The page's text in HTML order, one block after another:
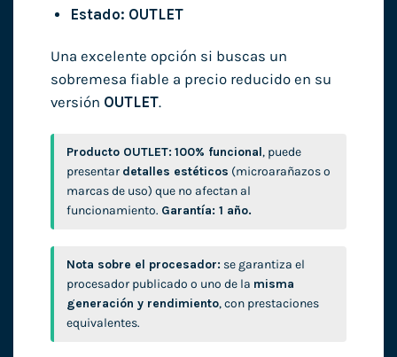
Estado: OUTLET
Una excelente opción si buscas un
sobremesa fiable a precio reducido en su
versión OUTLET.
Producto OUTLET: 100% funcional, puede
presentar detalles estéticos (microarañazos o
marcas de uso) que no afectan al
funcionamiento. Garantía: 1 año.
Nota sobre el procesador: se garantiza el
procesador publicado o uno de la misma
generación y rendimiento, con prestaciones
equivalentes.